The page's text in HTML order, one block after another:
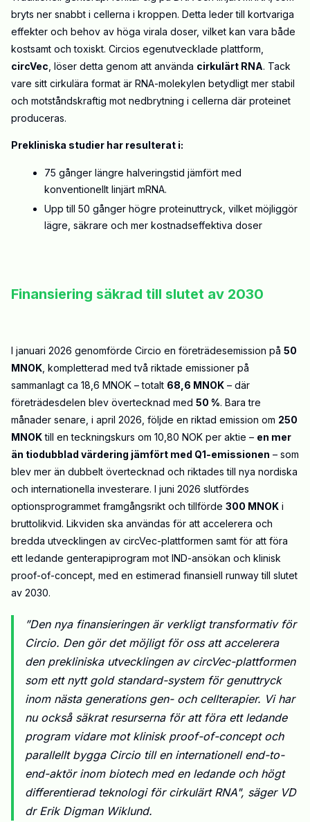
bryts ner snabbt i cellerna i kroppen. Detta leder till kortvariga
effekter och behov av höga virala doser, vilket kan vara både
kostsamt och toxiskt. Circios egenutvecklade plattform,
circVec , löser detta genom att använda cirkulärt RNA. Tack
vare sitt cirkulära format är RNA-molekylen betydligt mer stabil
och motståndskraftig mot nedbrytning i cellerna där proteinet
produceras.
Prekliniska studier har resulterat i:
75 gånger längre halveringstid jämfört med
konventionellt linjärt mRNA.
Upp till 50 gånger högre proteinuttryck, vilket möjliggör
lägre, säkrare och mer kostnadseffektiva doser
Finansiering säkrad till slutet av 2030
I januari 2026 genomförde Circio en företrädesemission på 50
MNOK , kompletterad med två riktade emissioner på
sammanlagt ca 18,6 MNOK – totalt 68,6 MNOK – där
företrädesdelen blev övertecknad med 50 %. Bara tre
månader senare, i april 2026, följde en riktad emission om 250
MNOKtill en teckningskurs om 10,80 NOK per aktie – en mer
än tiodubblad värdering jämfört med Q1-emissionen – som
blev mer än dubbelt övertecknad och riktades till nya nordiska
och internationella investerare. I juni 2026 slutfördes
optionsprogrammet framgångsrikt och tillförde 300 MNOK i
bruttolikvid. Likviden ska användas för att accelerera och
bredda utvecklingen av circVec-plattformen samt för att föra
ett ledande genterapiprogram mot IND-ansökan och klinisk
proof-of-concept, med en estimerad finansiell runway till slutet
av 2030.
”Den nya finansieringen är verkligt transformativ för
Circio. Den gör det möjligt för oss att accelerera
den prekliniska utvecklingen av circVec-plattformen
som ett nytt gold standard-system för genuttryck
inom nästa generations gen- och cellterapier. Vi har
nu också säkrat resurserna för att föra ett ledande
program vidare mot klinisk proof-of-concept och
parallellt bygga Circio till en internationell end-to-
end-aktör inom biotech med en ledande och högt
differentierad teknologi för cirkulärt RNA", säger VD
dr Erik Digman Wiklund.